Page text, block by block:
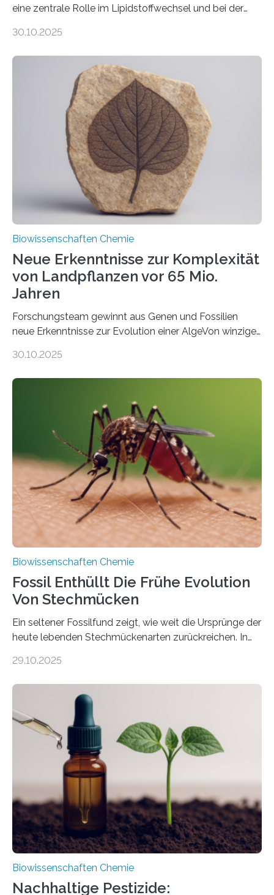
eine zentrale Rolle im Lipidstoffwechsel und bei der
erfüllen können, müssen zahlreiche Enzyme präzise in
der Ruhr-Universität Bochum um Prof. Dr. Ralf Erdmann
und Dr. Ismaila Francis Yusuf hat nun einen bislang
unbekannten Qualitätskontrollmechanismus des
peroxisomalen Proteintransports in der Bäckerhefe
Saccharomyces cerevisiae entdeckt, der für die
Funktionsfähigkeit der Organellen entscheidend ist. Die
Studie wurde am 28. Oktober 2025 in der
Fachzeitschrift…
30.10.2025
Biowissenschaften Chemie
Neue Erkenntnisse zur Komplexität
von Landpflanzen vor 65 Mio.
Jahren
Forschungsteam gewinnt aus Genen und Fossilien
neue Erkenntnisse zur Evolution einer AlgeVon winzigen
Landpflanzen zählen zu den komplexesten
Grünalgen, die vor Hunderten von Millionen Jahren
lebten. Unter den Vorfahren sticht eine Gruppe heraus,
die noch heute in der Natur vorkommt: die
Süßwasseralge Coleochaetophyceae. Einige Arten
dieser Gruppe bilden aus Zellfäden dichte Geflechte
mit scheibenförmiger Gestalt. Was auffällig ist: Die
nächsten…
30.10.2025
Biowissenschaften Chemie
Fossil Enthüllt Die Frühe Evolution
Von Stechmücken
Ein seltener Fossilfund zeigt, wie weit die Ursprünge der
heute lebenden Stechmückenarten zurückreichen. In
Forschende die bisher älteste bekannte Stechmücken-
Region Kachin in Myanmar und hat sich in
ausgezeichnetem Zustand erhalten. Es konnte als neue
Art einer neuen Gattung beschrieben werden und trägt
nun den Namen Cretosabethes primaevus. Dieser erste
fossile Nachweis einer Stechmückenlarve in Bernstein
stellt gleichzeitig den ersten Fossilfund einer
Mückenlarve aus dem Mesozoikum dar, denn…
29.10.2025
Biowissenschaften Chemie
Nachhaltige Pestizide: